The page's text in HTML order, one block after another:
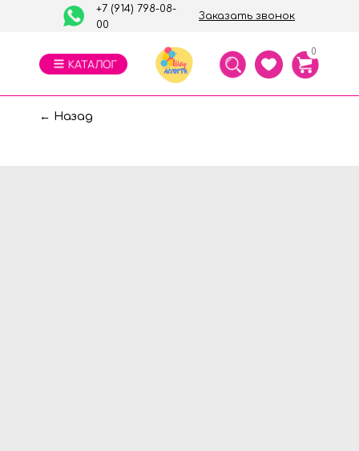
Заказать звонок
+7 (914) 798-08-
00
0
← Назад